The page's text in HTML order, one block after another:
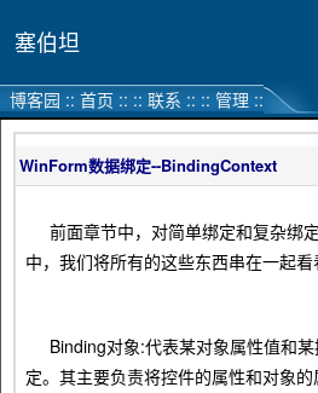
塞伯坦
博客园 :: 首页 :: :: 联系 :: :: 管理 ::
WinForm数据绑定--BindingContext
前面章节中，对简单绑定和复杂绑
中，我们将所有的这些东西串在一起看
Binding对象:代表某对象属性值和某
定。其主要负责将控件的属性和对象的